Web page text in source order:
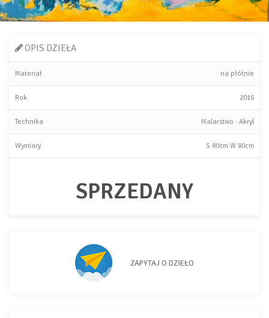
OPIS DZIEŁA
Materiał na płótnie
Rok 2016
Technika Malarstwo · Akryl
Wymiary S 80cm W 80cm
SPRZEDANY
ZAPYTAJ O DZIEŁO